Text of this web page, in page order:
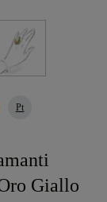
Pt
Giallo